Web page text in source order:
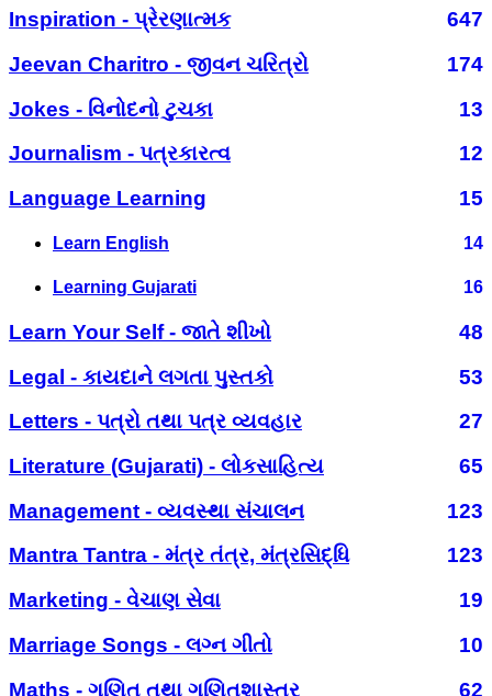
Inspiration - પ્રેરણાત્મક
647
Jeevan Charitro - જીવન ચરિત્રો
174
Jokes - વિનોદનો ટુચકા
13
Journalism - પત્રકારત્વ
12
Language Learning
15
Learn English 14
Learning Gujarati 16
Learn Your Self - જાતે શીખો
48
Legal - કાયદાને લગતા પુસ્તકો
53
Letters - પત્રો તથા પત્ર વ્યવહાર
27
Literature (Gujarati) - લોકસાહિત્ય
65
Management - વ્યવસ્થા સંચાલન
123
Mantra Tantra - મંત્ર તંત્ર, મંત્રસિદ્ધિ
123
Marketing - વેચાણ સેવા
19
Marriage Songs - લગ્ન ગીતો
10
Maths - ગણિત તથા ગણિતશાસ્ત્ર
62